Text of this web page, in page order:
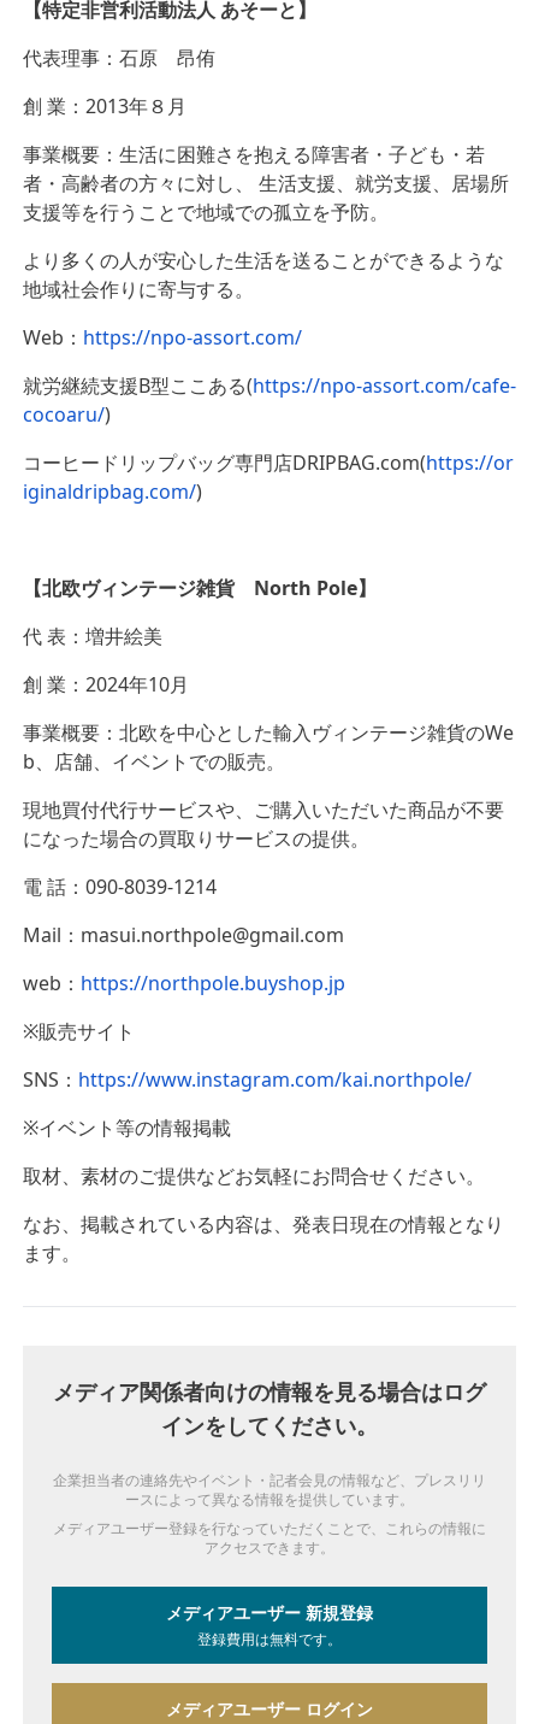
【特定非営利活動法人 あそーと】
代表理事：石原 昂侑
創 業：2013年８月
事業概要：生活に困難さを抱える障害者・子ども・若
者・高齢者の方々に対し、 生活支援、就労支援、居場所
支援等を行うことで地域での孤立を予防。
より多くの人が安心した生活を送ることができるような
地域社会作りに寄与する。
Web： https://npo-assort.com/
就労継続支援B型ここある(https://npo-assort.com/cafe-
cocoaru/)
コーヒードリップバッグ専門店DRIPBAG.com(https://or
iginaldripbag.com/)
【北欧ヴィンテージ雑貨 North Pole】
代 表：増井絵美
創 業：2024年10月
事業概要：北欧を中心とした輸入ヴィンテージ雑貨のWe
b、店舗、イベントでの販売。
現地買付代行サービスや、ご購入いただいた商品が不要
になった場合の買取りサービスの提供。
電 話：090-8039-1214
Mail：masui.northpole@gmail.com
web： https://northpole.buyshop.jp
※販売サイト
SNS： https://www.instagram.com/kai.northpole/
※イベント等の情報掲載
取材、素材のご提供などお気軽にお問合せください。
なお、 掲載されている内容は、発表日現在の情報となり
ます。
メディア関係者向けの情報を見る場合はログ
インをしてください。
企業担当者の連絡先やイベント・記者会見の情報など、プレスリリ
ースによって異なる情報を提供しています。
メディアユーザー登録を行なっていただくことで、これらの情報に
アクセスできます。
メディアユーザー 新規登録
登録費用は無料です。
メディアユーザー ログイン